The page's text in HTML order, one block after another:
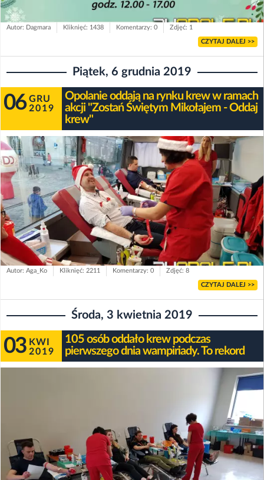
Autor: Dagmara Kliknięć: 1438 Komentarzy: 0 Zdjęć: 1
CZYTAJ DALEJ >>
Piątek, 6 grudnia 2019
06 GRU
2019
Opolanie oddają na rynku krew w ramach
akcji "Zostań Świętym Mikołajem - Oddaj
krew"
Autor: Aga_Ko Kliknięć: 2211 Komentarzy: 0 Zdjęć: 8
CZYTAJ DALEJ >>
Środa, 3 kwietnia 2019
03 KWI
2019
105 osób oddało krew podczas
pierwszego dnia wampiriady. To rekord